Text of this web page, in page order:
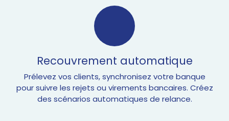
Recouvrement automatique
Prélevez vos clients, synchronisez votre banque
pour suivre les rejets ou virements bancaires. Créez
des scénarios automatiques de relance.